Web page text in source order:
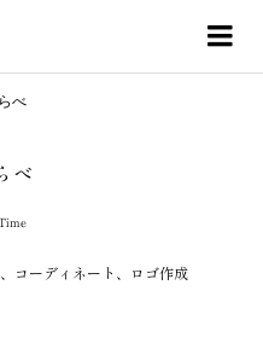
べ
べ
コーディネート、ロゴ作成